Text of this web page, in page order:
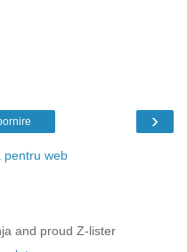
›
pentru web
and proud Z-lister